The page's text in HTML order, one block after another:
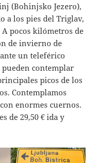
(Bohinjsko Jezero),
a los pies del Triglav,
pocos kilómetros de
de invierno de
un teleférico
pueden contemplar
picos de los
Contemplamos
enormes cuernos.
de 29,50 € ida y